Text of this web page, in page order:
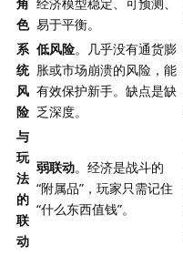
色 易于平衡。
系
统
风
险
低风险。几乎没有通货膨
胀或市场崩溃的风险，能
有效保护新手。缺点是缺
乏深度。
与
玩
法
的
联
动
弱联动。经济是战斗的
“附属品”，玩家只需记住
“什么东西值钱”。